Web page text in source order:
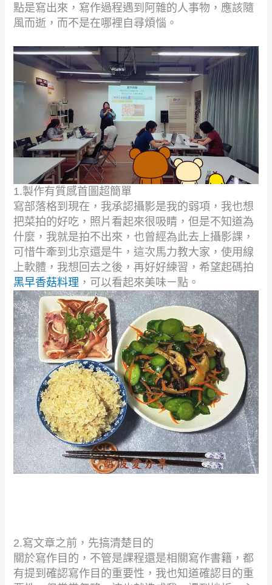
點是寫出來，寫作過程遇到阿雜的人事物，應該隨
風而逝，而不是在哪裡自尋煩惱。
1.製作有質感首圖超簡單
寫部落格到現在，我承認攝影是我的弱項，我也想
把菜拍的好吃，照片看起來很吸睛，但是不知道為
什麼，我就是拍不出來，也曾經為此去上攝影課，
可惜牛牽到北京還是牛，這次馬力教大家，使用線
上軟體，我想回去之後，再好好練習，希望起碼拍
黑早香菇料理 ，可以看起來美味ㄧ點。
2.寫文章之前，先搞清楚目的
關於寫作目的，不管是課程還是相關寫作書籍，都
有提到確認寫作目的重要性，我也知道確認目的重